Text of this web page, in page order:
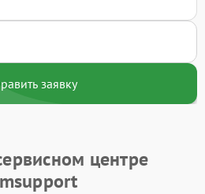
заявку
центре